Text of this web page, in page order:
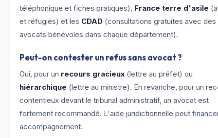
téléphonique et fiches pratiques), France terre d'asile
et réfugiés) et les CDAD (consultations gratuites avec des
avocats bénévoles dans chaque département).
Peut-on contester un refus sans avocat ?
Oui, pour un recours gracieux (lettre au préfet) ou
hiérarchique (lettre au ministre). En revanche, pour un
contentieux devant le tribunal administratif, un avocat est
fortement recommandé. L'aide juridictionnelle peut
accompagnement.